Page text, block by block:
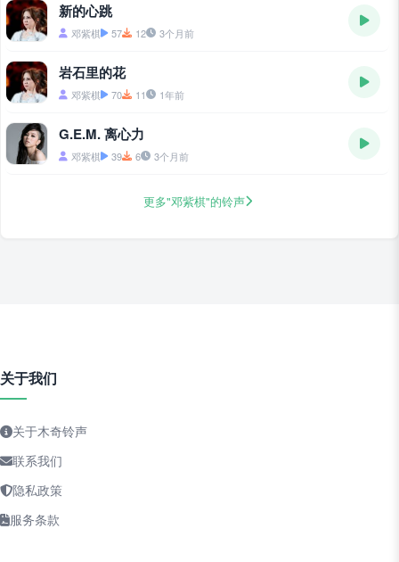
新的心跳
邓紫棋 57 12 3个月前
岩石里的花
邓紫棋 70 11 1年前
G.E.M. 离心力
邓紫棋 39 6 3个月前
更多"邓紫棋"的铃声
关于我们
关于木奇铃声
联系我们
隐私政策
服务条款